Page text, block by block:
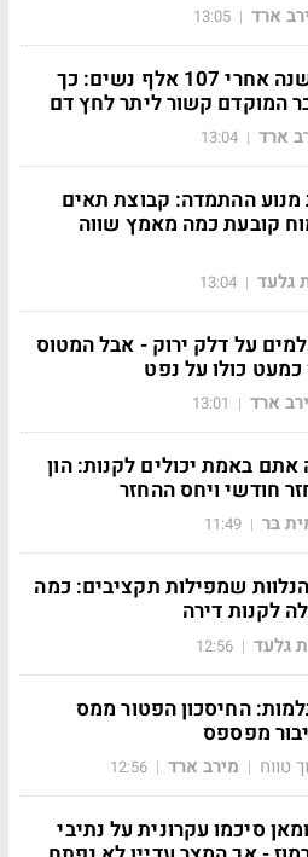
ארד |
13:05
עקב 15 שנה אחרי 107 אלף נשים: כך
המוקדם קשור ליתר לחץ דם
ארד |
13:04
ההתמדה: קבוצת תאים
קובעת כמה מאמץ שווה
גלעד |
13:04
על דלק ירוק - אבל המטוס
כמעט כולו על נפט
ארד |
13:01
אתם באמת יכולים לקנות: הון
חודשי ויחס ההחזר
בר |
11:49
שמפילות תקציבים: כמה
לקנות דירה
גלעד |
12:56
החיסכון הפטור ממס
מפספס
טווח | מירב ארד |
12:56
סיכמו עקרונית על נתיבי